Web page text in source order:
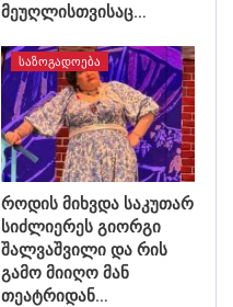
მეუღლისთვისაც…
ᲡᲐᲖᲝᲒᲐᲓᲝᲔᲑᲐ
როდის მიხვდა საკუთარ
სიძლიერეს გიორგი
შალვაშვილი და რის
გამო მიიღო მან
თეატრიდან…